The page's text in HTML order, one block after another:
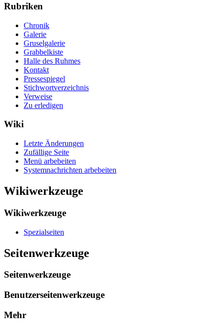
Rubriken
Chronik
Galerie
Gruselgalerie
Grabbelkiste
Halle des Ruhmes
Kontakt
Pressespiegel
Stichwortverzeichnis
Verweise
Zu erledigen
Wiki
Letzte Änderungen
Zufällige Seite
Menü arbebeiten
Systemnachrichten arbebeiten
Wikiwerkzeuge
Wikiwerkzeuge
Spezialseiten
Seitenwerkzeuge
Seitenwerkzeuge
Benutzerseitenwerkzeuge
Mehr